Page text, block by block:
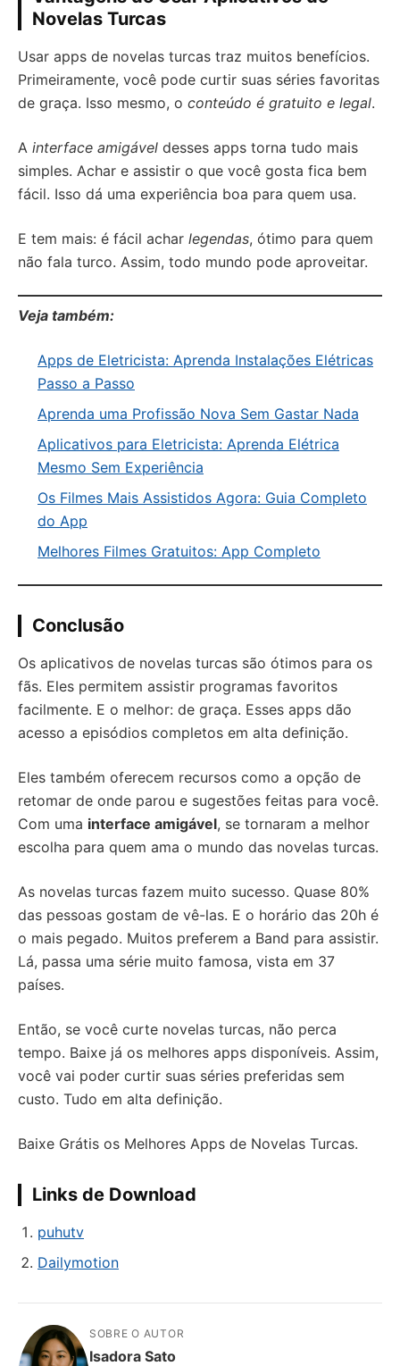
Novelas Turcas
Usar apps de novelas turcas traz muitos benefícios.
Primeiramente, você pode curtir suas séries favoritas
de graça. Isso mesmo, o conteúdo é gratuito e legal.
A interface amigável desses apps torna tudo mais
simples. Achar e assistir o que você gosta fica bem
fácil. Isso dá uma experiência boa para quem usa.
E tem mais: é fácil achar legendas, ótimo para quem
não fala turco. Assim, todo mundo pode aproveitar.
Veja também:
Apps de Eletricista: Aprenda Instalações Elétricas
Passo a Passo
Aprenda uma Profissão Nova Sem Gastar Nada
Aplicativos para Eletricista: Aprenda Elétrica
Mesmo Sem Experiência
Os Filmes Mais Assistidos Agora: Guia Completo
do App
Melhores Filmes Gratuitos: App Completo
Conclusão
Os aplicativos de novelas turcas são ótimos para os
fãs. Eles permitem assistir programas favoritos
facilmente. E o melhor: de graça. Esses apps dão
acesso a episódios completos em alta definição.
Eles também oferecem recursos como a opção de
retomar de onde parou e sugestões feitas para você.
Com uma interface amigável, se tornaram a melhor
escolha para quem ama o mundo das novelas turcas.
As novelas turcas fazem muito sucesso. Quase 80%
das pessoas gostam de vê-las. E o horário das 20h é
o mais pegado. Muitos preferem a Band para assistir.
Lá, passa uma série muito famosa, vista em 37
países.
Então, se você curte novelas turcas, não perca
tempo. Baixe já os melhores apps disponíveis. Assim,
você vai poder curtir suas séries preferidas sem
custo. Tudo em alta definição.
Baixe Grátis os Melhores Apps de Novelas Turcas.
Links de Download
puhutv
Dailymotion
SOBRE O AUTOR
Isadora Sato